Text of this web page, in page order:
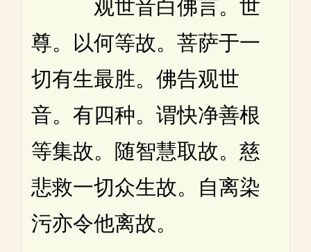
观世音白佛言。世
尊。以何等故。菩萨于一
切有生最胜。佛告观世
音。有四种。谓快净善根
等集故。随智慧取故。慈
悲救一切众生故。自离染
污亦令他离故。